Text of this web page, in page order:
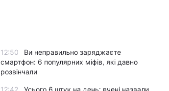
12:50
Ви неправильно заряджаєте
смартфон: 6 популярних міфів, які давно
розвінчали
12:42
Усього 6 штук на день: вчені назвали